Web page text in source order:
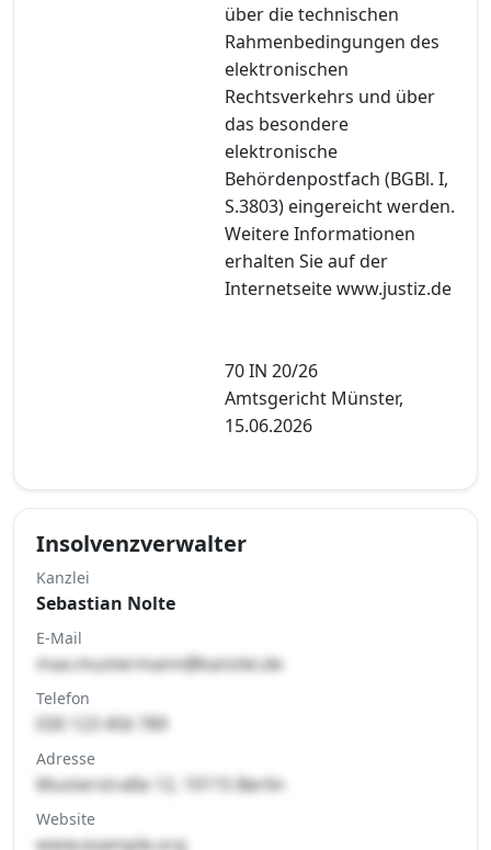
über die technischen
Rahmenbedingungen des
elektronischen
Rechtsverkehrs und über
das besondere
elektronische
Behördenpostfach (BGBl. I,
S.3803) eingereicht werden.
Weitere Informationen
erhalten Sie auf der
Internetseite www.justiz.de
70 IN 20/26
Amtsgericht Münster,
15.06.2026
Insolvenzverwalter
Kanzlei
Sebastian Nolte
E-Mail
max.mustermann@kanzlei.de
Telefon
030 123 456 789
Adresse
Musterstraße 12, 10115 Berlin
Website
www.example.org